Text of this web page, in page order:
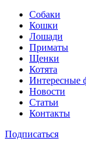
Собаки
Кошки
Лошади
Приматы
Щенки
Котята
Интересные
Новости
Статьи
Контакты
Подписаться